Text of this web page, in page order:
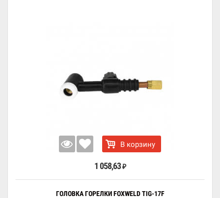
В корзину
1 058,63 ₽
ГОЛОВКА ГОРЕЛКИ FOXWELD TIG-17F